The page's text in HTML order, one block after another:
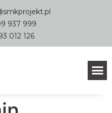
937 999
012 126